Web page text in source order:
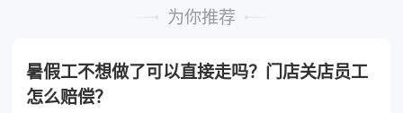
一的，不准出境：（一）未持有效出境入境证件
罪嫌疑人的；（三）有未了结的民事案件，人民
法院决定不准出境的；（四）因妨害国（边）境
为你推荐
暑假工不想做了可以直接走吗？门店关店员工
怎么赔偿？